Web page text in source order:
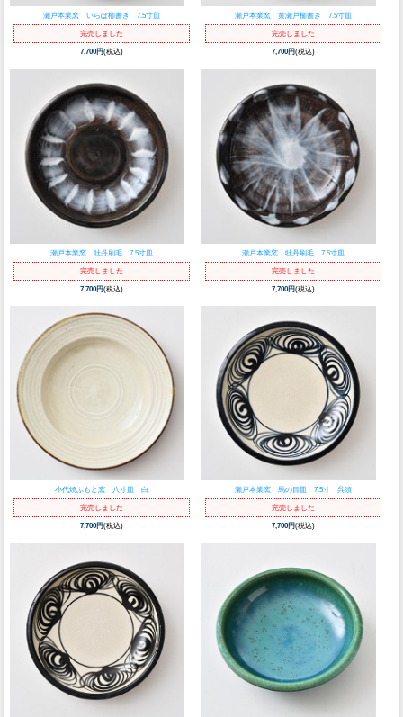
瀬戸本業窯 いらぼ櫛書き 7.5寸皿
完売しました
7,700円(税込)
瀬戸本業窯 黄瀬戸櫛書き 7.5寸皿
完売しました
7,700円(税込)
瀬戸本業窯 牡丹刷毛 7.5寸皿
完売しました
7,700円(税込)
瀬戸本業窯 牡丹刷毛 7.5寸皿
完売しました
7,700円(税込)
小代焼ふもと窯 八寸皿 白
完売しました
7,700円(税込)
瀬戸本業窯 馬の目皿 7.5寸 呉須
完売しました
7,700円(税込)